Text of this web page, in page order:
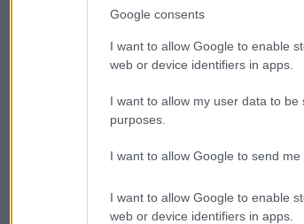
Google consents
I want to allow Google to enable
web or device identifiers in apps.
I want to allow my user data to
purposes.
I want to allow Google to send me
I want to allow Google to enable
web or device identifiers in apps.